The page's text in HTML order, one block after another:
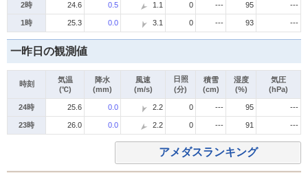
2時 24.6 0.5 1.1 0 --- 95 ---
1時 25.3 0.0 3.1 0 --- 93 ---
一昨日の観測値
時刻
気温
(℃)
降水
(mm)
風速
(m/s)
日照
(分)
積雪
(cm)
湿度
(%)
気圧
(hPa)
24時 25.6 0.0 2.2 0 --- 95 ---
23時 26.0 0.0 2.2 0 --- 91 ---
アメダスランキング